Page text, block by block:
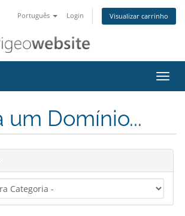
Português Login Visualizar carrinho
um Domínio...